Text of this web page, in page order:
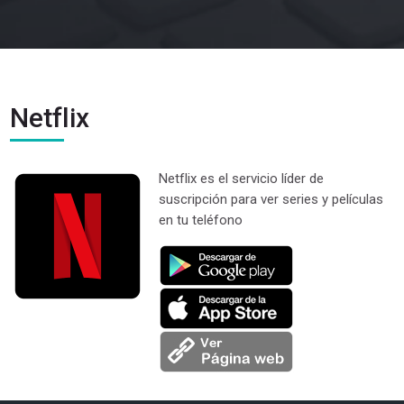
Netflix
Netflix es el servicio líder de
suscripción para ver series y películas
en tu teléfono